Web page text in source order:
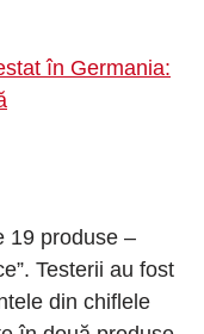
în Germania:
19 produse –
Testerii au fost
din chiflele